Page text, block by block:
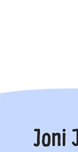
Joni